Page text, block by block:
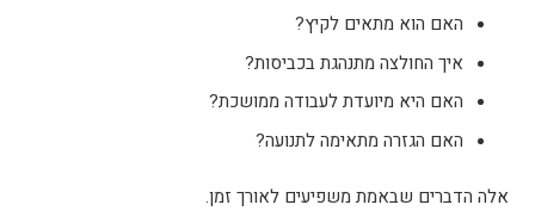
האם הוא מתאים לקיץ?
איך החולצה מתנהגת בכביסות?
האם היא מיועדת לעבודה ממושכת?
האם הגזרה מתאימה לתנועה?
אלה הדברים שבאמת משפיעים לאורך זמן.